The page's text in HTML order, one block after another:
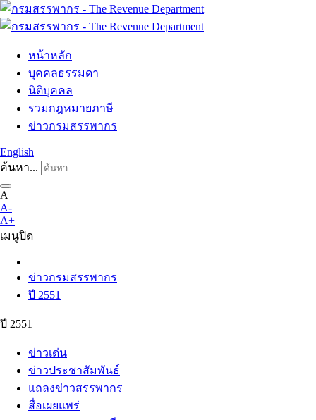
หน้าหลัก
บุคคลธรรมดา
นิติบุคคล
รวมกฎหมายภาษี
ข่าวกรมสรรพากร
English
ค้นหา...
A
A-
A+
เมนูปิด
ข่าวกรมสรรพากร
ปี 2551
ปี 2551
ข่าวเด่น
ข่าวประชาสัมพันธ์
แถลงข่าวสรรพากร
สื่อเผยแพร่